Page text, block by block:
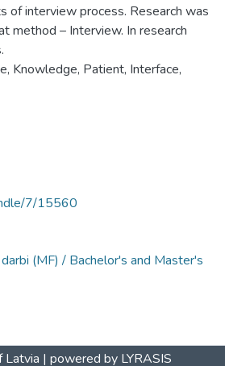
of interview process. Research was
method – Interview. In research
Knowledge, Patient, Interface,
7/15560
(MF) / Bachelor's and Master's
| powered by LYRASIS